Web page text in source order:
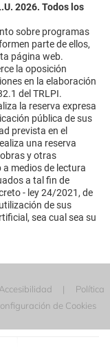
2026. Todos los
sobre programas
parte de ellos,
página web.
la oposición
en la elaboración
del TRLPI.
la reserva expresa
pública de sus
prevista en el
una reserva
y otras
medios de lectura
a tal fin de
- ley 24/2021, de
de sus
sea cual sea su
Accesibilidad
Política
de Cookies